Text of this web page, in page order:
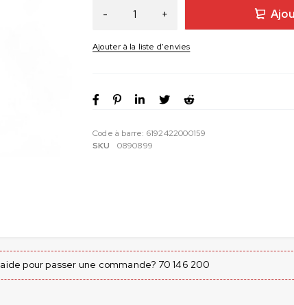
Code à barre: 6192422000159
SKU
0890899
pour passer une commande? 70 146 200